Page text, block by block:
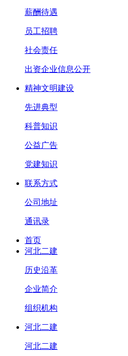
薪酬待遇
员工招聘
社会责任
出资企业信息公开
精神文明建设
先进典型
科普知识
公益广告
党建知识
联系方式
公司地址
通讯录
首页
河北二建
历史沿革
企业简介
组织机构
河北二建
河北二建